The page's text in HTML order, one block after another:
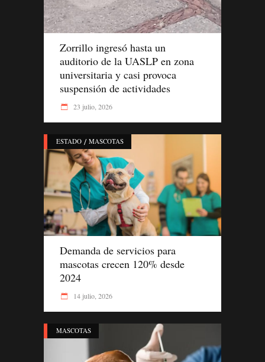
Zorrillo ingresó hasta un
auditorio de la UASLP en zona
universitaria y casi provoca
suspensión de actividades
23 julio, 2026
ESTADO / MASCOTAS
Demanda de servicios para
mascotas crecen 120% desde
2024
14 julio, 2026
MASCOTAS